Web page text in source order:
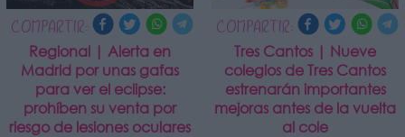
COMPARTIR:
Regional | Alerta en
Madrid por unas gafas
para ver el eclipse:
prohíben su venta por
riesgo de lesiones oculares
COMPARTIR:
Tres Cantos | Nueve
colegios de Tres Cantos
estrenarán importantes
mejoras antes de la vuelta
al cole